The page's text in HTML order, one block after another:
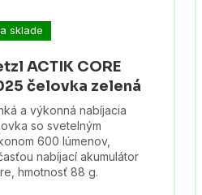
sklade
ACTIK CORE
čelovka zelená
a výkonná nabíjacia
so svetelným
600 lúmenov,
nabíjací akumulátor
hmotnosť 88 g.